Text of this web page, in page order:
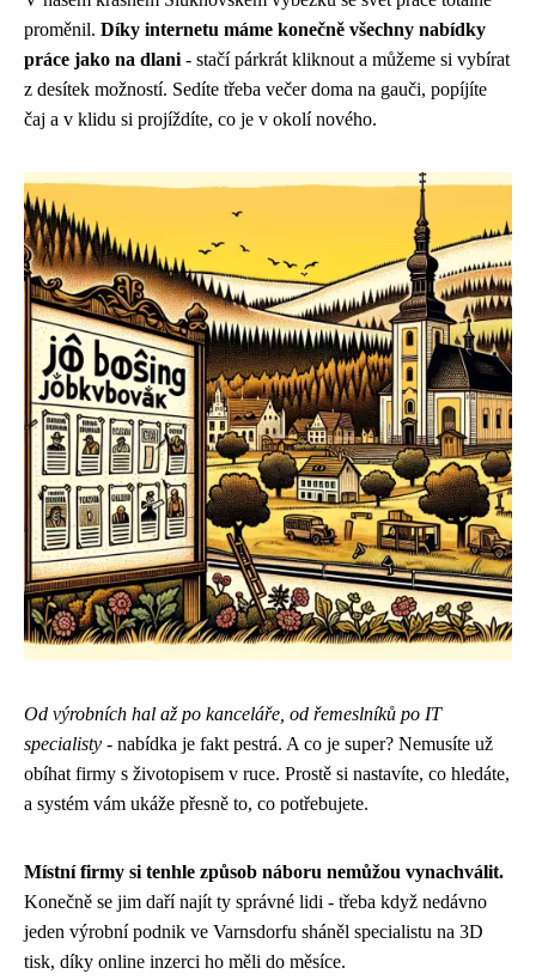
proměnil. Díky internetu máme konečně všechny nabídky
práce jako na dlani - stačí párkrát kliknout a můžeme si vybírat
z desítek možností. Sedíte třeba večer doma na gauči, popíjíte
čaj a v klidu si projíždíte, co je v okolí nového.
Od výrobních hal až po kanceláře, od řemeslníků po IT
specialisty - nabídka je fakt pestrá. A co je super? Nemusíte už
obíhat firmy s životopisem v ruce. Prostě si nastavíte, co hledáte,
a systém vám ukáže přesně to, co potřebujete.
Místní firmy si tenhle způsob náboru nemůžou vynachválit.
Konečně se jim daří najít ty správné lidi - třeba když nedávno
jeden výrobní podnik ve Varnsdorfu sháněl specialistu na 3D
tisk, díky online inzerci ho měli do měsíce.